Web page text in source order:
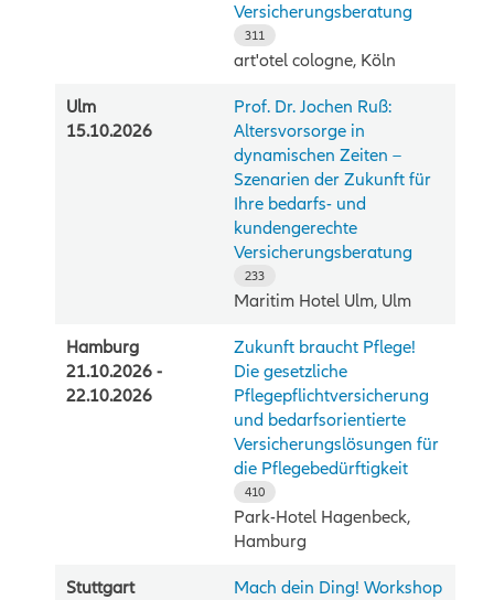
Versicherungsberatung
311
art'otel cologne, Köln
Ulm
15.10.2026
Prof. Dr. Jochen Ruß:
Altersvorsorge in
dynamischen Zeiten –
Szenarien der Zukunft für
Ihre bedarfs- und
kundengerechte
Versicherungsberatung
233
Maritim Hotel Ulm, Ulm
Hamburg
21.10.2026 -
22.10.2026
Zukunft braucht Pflege!
Die gesetzliche
Pflegepflichtversicherung
und bedarfsorientierte
Versicherungslösungen für
die Pflegebedürftigkeit
410
Park-Hotel Hagenbeck,
Hamburg
Stuttgart
Mach dein Ding! Workshop